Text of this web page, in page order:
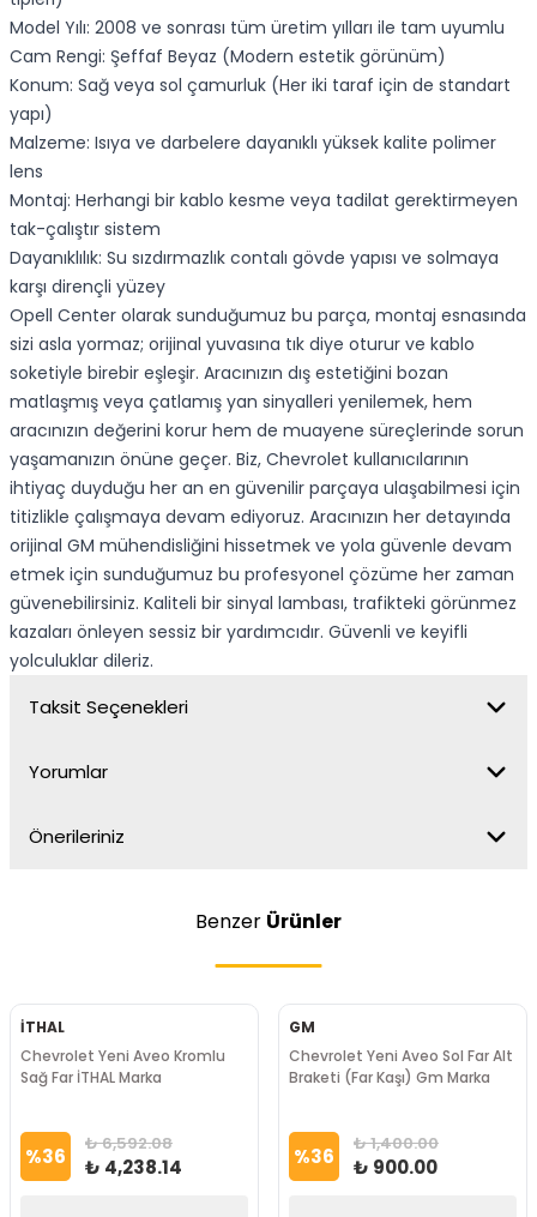
Model Yılı: 2008 ve sonrası tüm üretim yılları ile tam uyumlu
Cam Rengi: Şeffaf Beyaz (Modern estetik görünüm)
Konum: Sağ veya sol çamurluk (Her iki taraf için de standart
yapı)
Malzeme: Isıya ve darbelere dayanıklı yüksek kalite polimer
lens
Montaj: Herhangi bir kablo kesme veya tadilat gerektirmeyen
tak-çalıştır sistem
Dayanıklılık: Su sızdırmazlık contalı gövde yapısı ve solmaya
karşı dirençli yüzey
Opell Center olarak sunduğumuz bu parça, montaj esnasında
sizi asla yormaz; orijinal yuvasına tık diye oturur ve kablo
soketiyle birebir eşleşir. Aracınızın dış estetiğini bozan
matlaşmış veya çatlamış yan sinyalleri yenilemek, hem
aracınızın değerini korur hem de muayene süreçlerinde sorun
yaşamanızın önüne geçer. Biz, Chevrolet kullanıcılarının
ihtiyaç duyduğu her an en güvenilir parçaya ulaşabilmesi için
titizlikle çalışmaya devam ediyoruz. Aracınızın her detayında
orijinal GM mühendisliğini hissetmek ve yola güvenle devam
etmek için sunduğumuz bu profesyonel çözüme her zaman
güvenebilirsiniz. Kaliteli bir sinyal lambası, trafikteki görünmez
kazaları önleyen sessiz bir yardımcıdır. Güvenli ve keyifli
yolculuklar dileriz.
Taksit Seçenekleri
Yorumlar
Önerileriniz
Benzer Ürünler
İTHAL
Chevrolet Yeni Aveo Kromlu
Sağ Far İTHAL Marka
%36 ₺ 6,592.08
₺ 4,238.14
GM
Chevrolet Yeni Aveo Sol Far Alt
Braketi (Far Kaşı) Gm Marka
%36 ₺ 1,400.00
₺ 900.00